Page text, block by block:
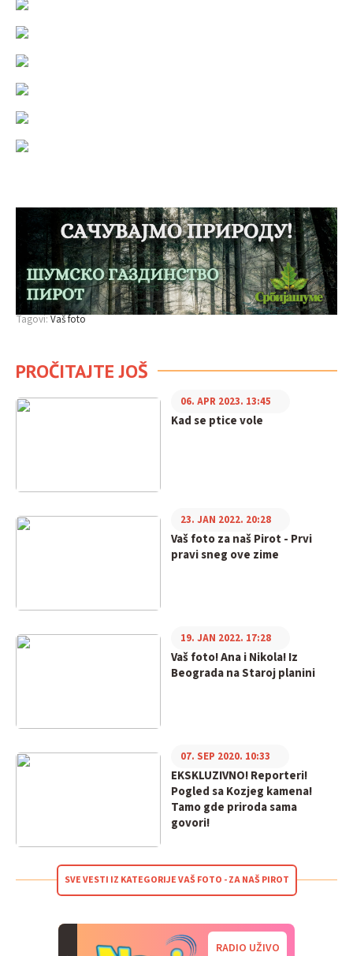
Tagovi:Vaš foto
PROČITAJTE JOŠ
Kad se ptice vole
06. APR 2023. 13:45
Vaš foto za naš Pirot - Prvi
pravi sneg ove zime
23. JAN 2022. 20:28
Vaš foto! Ana i Nikola! Iz
Beograda na Staroj planini
19. JAN 2022. 17:28
EKSKLUZIVNO! Reporteri!
Pogled sa Kozjeg kamena!
Tamo gde priroda sama
govori!
07. SEP 2020. 10:33
SVE VESTI IZ KATEGORIJE VAŠ FOTO - ZA NAŠ PIROT
RADIO UŽIVO